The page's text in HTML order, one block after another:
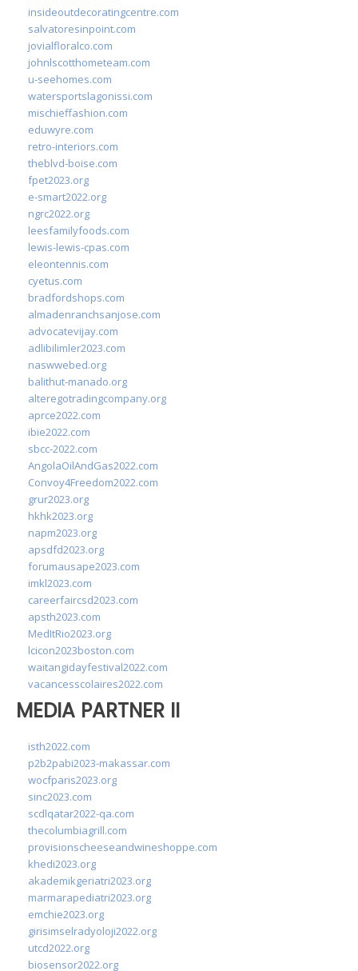
insideoutdecoratingcentre.com
salvatoresinpoint.com
jovialfloralco.com
johnlscotthometeam.com
u-seehomes.com
watersportslagonissi.com
mischieffashion.com
eduwyre.com
retro-interiors.com
theblvd-boise.com
fpet2023.org
e-smart2022.org
ngrc2022.org
leesfamilyfoods.com
lewis-lewis-cpas.com
eleontennis.com
cyetus.com
bradfordshops.com
almadenranchsanjose.com
advocatevijay.com
adlibilimler2023.com
naswwebed.org
balithut-manado.org
alteregotradingcompany.org
aprce2022.com
ibie2022.com
sbcc-2022.com
AngolaOilAndGas2022.com
Convoy4Freedom2022.com
grur2023.org
hkhk2023.org
napm2023.org
apsdfd2023.org
forumausape2023.com
imkl2023.com
careerfaircsd2023.com
apsth2023.com
MedItRio2023.org
lcicon2023boston.com
waitangidayfestival2022.com
vacancesscolaires2022.com
MEDIA PARTNER II
isth2022.com
p2b2pabi2023-makassar.com
wocfparis2023.org
sinc2023.com
scdlqatar2022-qa.com
thecolumbiagrill.com
provisionscheeseandwineshoppe.com
khedi2023.org
akademikgeriatri2023.org
marmarapediatri2023.org
emchie2023.org
girisimselradyoloji2022.org
utcd2022.org
biosensor2022.org